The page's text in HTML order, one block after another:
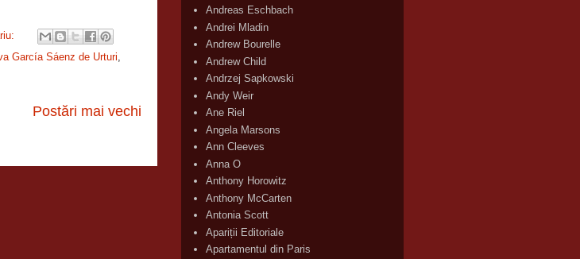
García Sáenz de Urturi,
Postări mai vechi
Andreas Eschbach
Andrei Mladin
Andrew Bourelle
Andrew Child
Andrzej Sapkowski
Andy Weir
Ane Riel
Angela Marsons
Ann Cleeves
Anna O
Anthony Horowitz
Anthony McCarten
Antonia Scott
Apariții Editoriale
Apartamentul din Paris